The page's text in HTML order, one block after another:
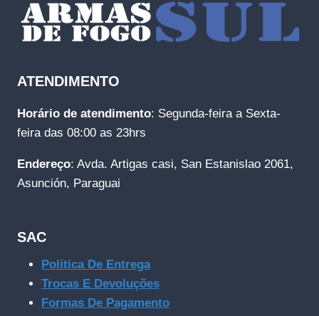
ATENDIMENTO
Horário de atendimento: Segunda-feira a Sexta-
feira das 08:00 as 23hrs
Endereço: Avda. Artigas casi, San Estanislao 2061,
Asunción, Paraguai
SAC
Política De Entrega
Trocas E Devoluções
Formas De Pagamento